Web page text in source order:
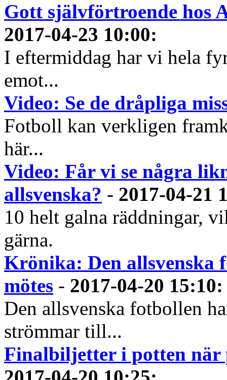
Gott självförtroende hos
2017-04-23 10:00:
I eftermiddag har vi hela
emot...
Video: Se de dråpliga
Fotboll kan verkligen
här...
Video: Får vi se några
allsvenska? - 2017-04-21
10 helt galna räddningar,
gärna.
Krönika: Den
mötes - 2017-04-20 15:10:
Den allsvenska fotbollen
strömmar till...
Finalbiljetter i potten när